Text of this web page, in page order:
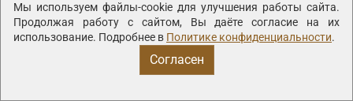
Мы используем файлы-cookie для улучшения работы сайта.
Продолжая работу с сайтом, Вы даёте согласие на их
использование. Подробнее в Политике конфиденциальности.
Согласен
Появились вопросы по нашей
работе?
Получить бесплатную